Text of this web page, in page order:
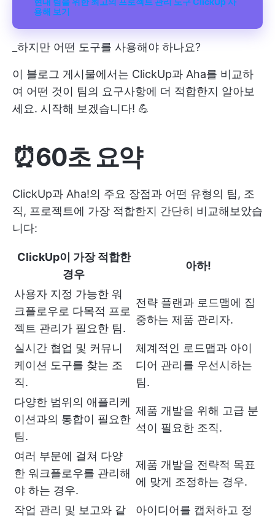
용해 보기
_하지만 어떤 도구를 사용해야 하나요?
이 블로그 게시물에서는 ClickUp과 Aha를 비교하
여 어떤 것이 팀의 요구사항에 더 적합한지 알아보
세요. 시작해 보겠습니다! 💪
⏰60초 요약
ClickUp과 Aha!의 주요 장점과 어떤 유형의 팀, 조
직, 프로젝트에 가장 적합한지 간단히 비교해보았습
니다:
ClickUp이 가장 적합한
경우
아하!
사용자 지정 가능한 워
크플로우로 다목적 프로
젝트 관리가 필요한 팀.
전략 플랜과 로드맵에 집
중하는 제품 관리자.
실시간 협업 및 커뮤니
케이션 도구를 찾는 조
직.
체계적인 로드맵과 아이
디어 관리를 우선시하는
팀.
다양한 범위의 애플리케
이션과의 통합이 필요한
팀.
제품 개발을 위해 고급 분
석이 필요한 조직.
여러 부문에 걸쳐 다양
한 워크플로우를 관리해
야 하는 경우.
제품 개발을 전략적 목표
에 맞게 조정하는 경우.
작업 관리 및 보고와 같
아이디어를 캡처하고 정